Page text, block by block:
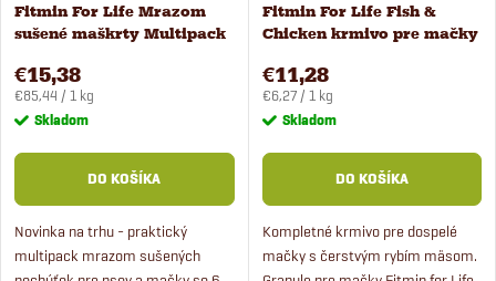
Fitmin For Life Mrazom
sušené maškrty Multipack
€15,38
Jednotková
cena:
€85,44 / 1 kg
Skladom
DO KOŠÍKA
Novinka na trhu - praktický
multipack mrazom sušených
Fitmin For Life Fish &
Chicken krmivo pre mačky
€11,28
Jednotková
cena:
€6,27 / 1 kg
Skladom
DO KOŠÍKA
Kompletné krmivo pre dospelé
mačky s čerstvým rybím mäsom.